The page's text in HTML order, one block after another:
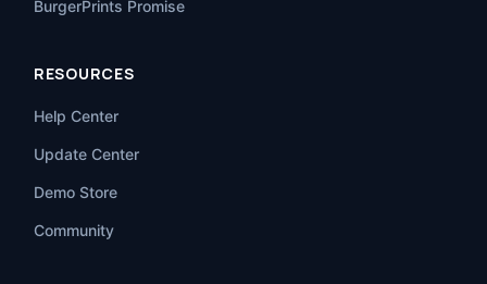
BurgerPrints Promise
RESOURCES
Help Center
Update Center
Demo Store
Community